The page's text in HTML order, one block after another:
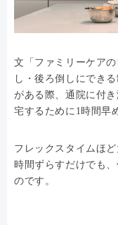
文「ファミリーケア
し・後ろ倒しにでき
がある際、通院に付
宅するために1時間早
フレックスタイムほ
時間ずらすだけでも
のです。